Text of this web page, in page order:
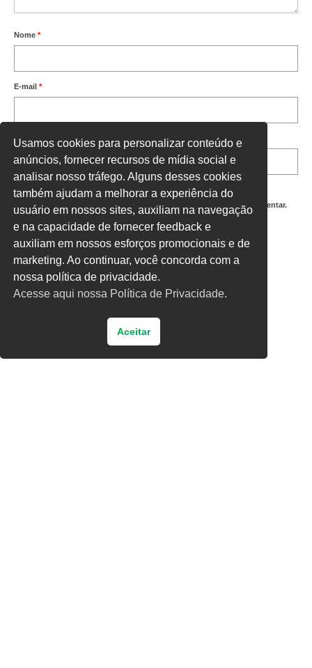
Nome *
E-mail *
Site
Salvar meus dados neste navegador para a próxima vez que eu comentar.
Digite uma resposta em números:
9 + nove =
Usamos cookies para personalizar conteúdo e
anúncios, fornecer recursos de mídia social e
analisar nosso tráfego. Alguns desses cookies
também ajudam a melhorar a experiência do
usuário em nossos sites, auxiliam na navegação
e na capacidade de fornecer feedback e
auxiliam em nossos esforços promocionais e de
marketing. Ao continuar, você concorda com a
nossa política de privacidade.
Acesse aqui nossa Política de Privacidade.
Aceitar